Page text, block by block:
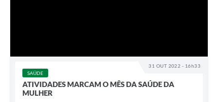
31 OUT 2022 - 16h33
SAÚDE
ATIVIDADES MARCAM O MÊS DA SAÚDE DA
MULHER